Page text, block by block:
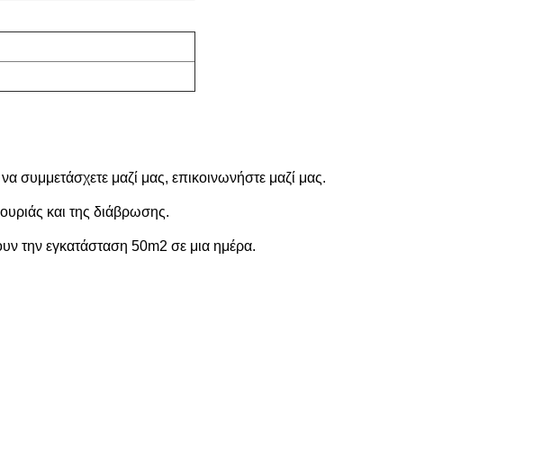
συμμετάσχετε μαζί μας, επικοινωνήστε μαζί μας.
και της διάβρωσης.
την εγκατάσταση 50m2 σε μια ημέρα.